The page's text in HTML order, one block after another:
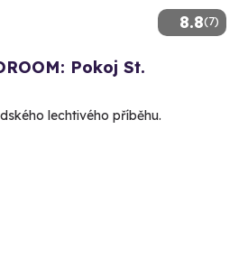
8.8(7)
Pokoj St.
lechtivého příběhu.